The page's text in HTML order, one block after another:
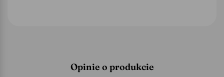
Opinie o produkcie